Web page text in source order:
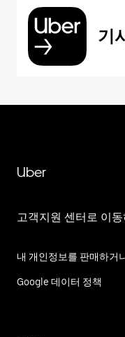
기
Uber
고객지원 센터로 이동
내 개인정보를 판매하거
Google 데이터 정책